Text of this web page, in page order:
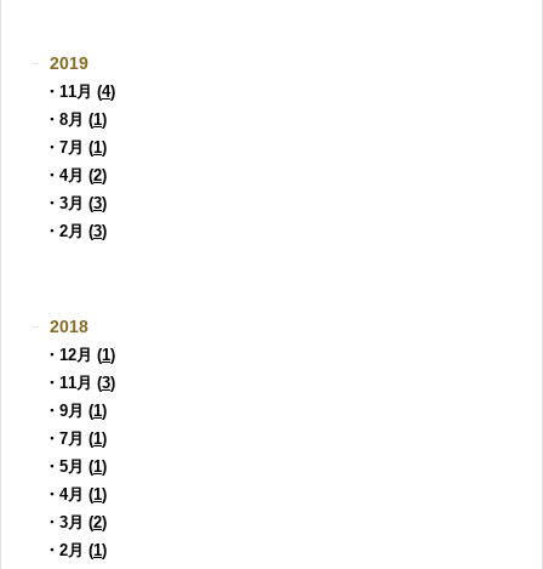
2019
・11月 (4)
・8月 (1)
・7月 (1)
・4月 (2)
・3月 (3)
・2月 (3)
2018
・12月 (1)
・11月 (3)
・9月 (1)
・7月 (1)
・5月 (1)
・4月 (1)
・3月 (2)
・2月 (1)